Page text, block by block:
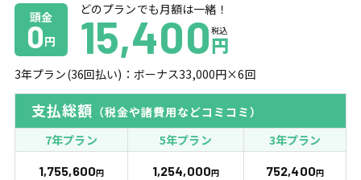
頭金
0円
どのプランでも月額は一緒！
15,400 税込
円
3年プラン(36回払い)：ボーナス33,000円×6回
支払総額 （税金や諸費用などコミコミ）
7年プラン
5年プラン 3年プラン
1,755,600円 1,254,000円 752,400円